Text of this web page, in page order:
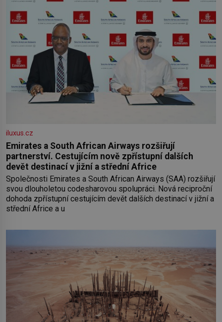
iluxus.cz
Emirates a South African Airways rozšiřují
partnerství. Cestujícím nově zpřístupní dalších
devět destinací v jižní a střední Africe
Společnosti Emirates a South African Airways (SAA) rozšiřují
svou dlouholetou codesharovou spolupráci. Nová reciproční
dohoda zpřístupní cestujícím devět dalších destinací v jižní a
střední Africe a u